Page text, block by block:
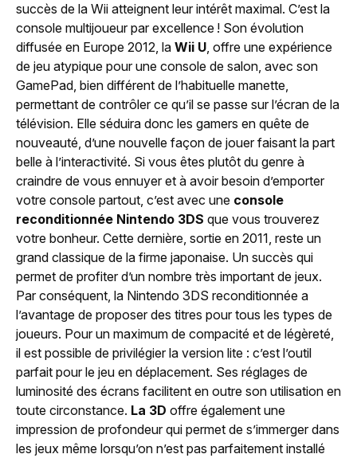
succès de la Wii atteignent leur intérêt maximal. C’est la
console multijoueur par excellence ! Son évolution
diffusée en Europe 2012, la Wii U, offre une expérience
de jeu atypique pour une console de salon, avec son
GamePad, bien différent de l’habituelle manette,
permettant de contrôler ce qu’il se passe sur l’écran de la
télévision. Elle séduira donc les gamers en quête de
nouveauté, d’une nouvelle façon de jouer faisant la part
belle à l’interactivité. Si vous êtes plutôt du genre à
craindre de vous ennuyer et à avoir besoin d’emporter
votre console partout, c’est avec une console
reconditionnée Nintendo 3DS que vous trouverez
votre bonheur. Cette dernière, sortie en 2011, reste un
grand classique de la firme japonaise. Un succès qui
permet de profiter d’un nombre très important de jeux.
Par conséquent, la Nintendo 3DS reconditionnée a
l’avantage de proposer des titres pour tous les types de
joueurs. Pour un maximum de compacité et de légèreté,
il est possible de privilégier la version lite : c’est l’outil
parfait pour le jeu en déplacement. Ses réglages de
luminosité des écrans facilitent en outre son utilisation en
toute circonstance. La 3D offre également une
impression de profondeur qui permet de s’immerger dans
les jeux même lorsqu’on n’est pas parfaitement installé